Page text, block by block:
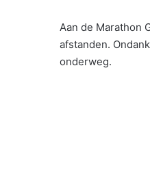
Aan de Marathon
afstanden.
onderweg.